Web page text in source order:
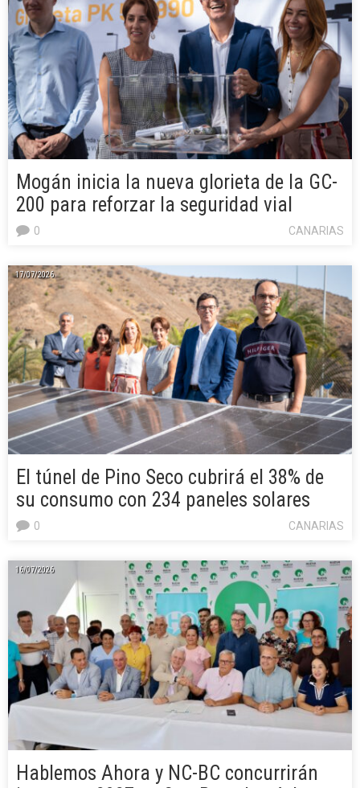
Mogán inicia la nueva glorieta de la GC-
200 para reforzar la seguridad vial
CANARIAS
0
17/07/2026
El túnel de Pino Seco cubrirá el 38% de
su consumo con 234 paneles solares
CANARIAS
0
16/07/2026
Hablemos Ahora y NC-BC concurrirán